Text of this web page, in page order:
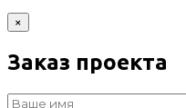
×
Заказ проекта